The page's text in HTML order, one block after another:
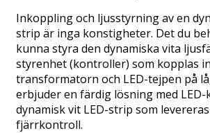
Inkoppling och ljusstyrning av en
strip är inga konstigheter. Det du
kunna styra den dynamiska vita
styrenhet (kontroller) som kopplas
transformatorn och LED-tejpen på
erbjuder en färdig lösning med
dynamisk vit LED-strip som
fjärrkontroll.